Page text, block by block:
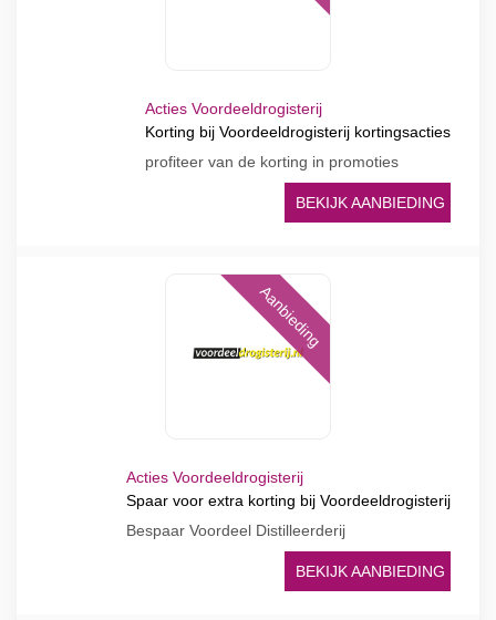
Acties Voordeeldrogisterij
Korting bij Voordeeldrogisterij kortingsacties
profiteer van de korting in promoties
BEKIJK AANBIEDING
Aanbieding
Acties Voordeeldrogisterij
Spaar voor extra korting bij Voordeeldrogisterij
Bespaar Voordeel Distilleerderij
BEKIJK AANBIEDING